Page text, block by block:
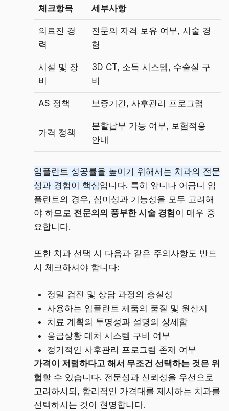
체크항목 세부사항
의료진 경
력
전문의 자격 보유 여부, 시술 경
험
시설 및 장
비
3D CT, 소독 시스템, 수술실 구
비
AS 정책 보증기간, 사후관리 프로그램
가격 정책
분할납부 가능 여부, 보험적용
안내
임플란트 성공률을 높이기 위해서는 치과의 전문
성과 경험이 핵심입니다. 특히 앞니나 어금니 임
플란트의 경우, 심미성과 기능성을 모두 고려해
야 하므로 전문의의 풍부한 시술 경험이 매우 중
요합니다.
또한 치과 선택 시 다음과 같은 주의사항도 반드
시 체크하셔야 합니다:
정밀 검진 및 상담 과정의 충실성
사용하는 임플란트 제품의 품질 및 원산지
치료 계획의 투명성과 설명의 상세함
응급상황 대처 시스템 구비 여부
정기적인 사후관리 프로그램 존재 여부
가격이 저렴하다고 해서 무조건 선택하는 것은 위
험할 수 있습니다. 전문성과 신뢰성을 우선으로
고려하시되, 합리적인 가격대를 제시하는 치과를
선택하시는 것이 현명합니다.